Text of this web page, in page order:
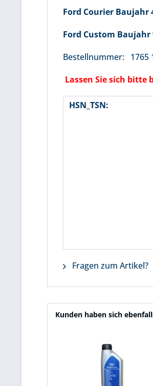
Ford Courier Baujahr
Ford Custom Baujahr
Bestellnummer: 1765
Lassen Sie sich
HSN_TSN:
Fragen zum Artikel?
Kunden haben sich